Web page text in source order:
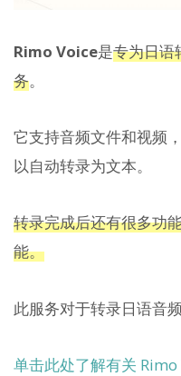
Rimo Voice是专为日语
务。
它支持音频文件和视频
以自动转录为文本。
转录完成后还有很多功
能。
此服务对于转录日语音
单击此处了解有关